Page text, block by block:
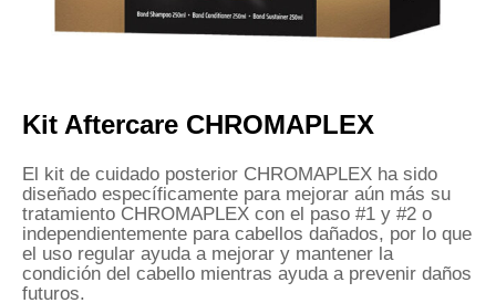
Kit Aftercare CHROMAPLEX
El kit de cuidado posterior CHROMAPLEX ha sido
diseñado específicamente para mejorar aún más su
tratamiento CHROMAPLEX con el paso #1 y #2 o
independientemente para cabellos dañados, por lo que
el uso regular ayuda a mejorar y mantener la
condición del cabello mientras ayuda a prevenir daños
futuros.